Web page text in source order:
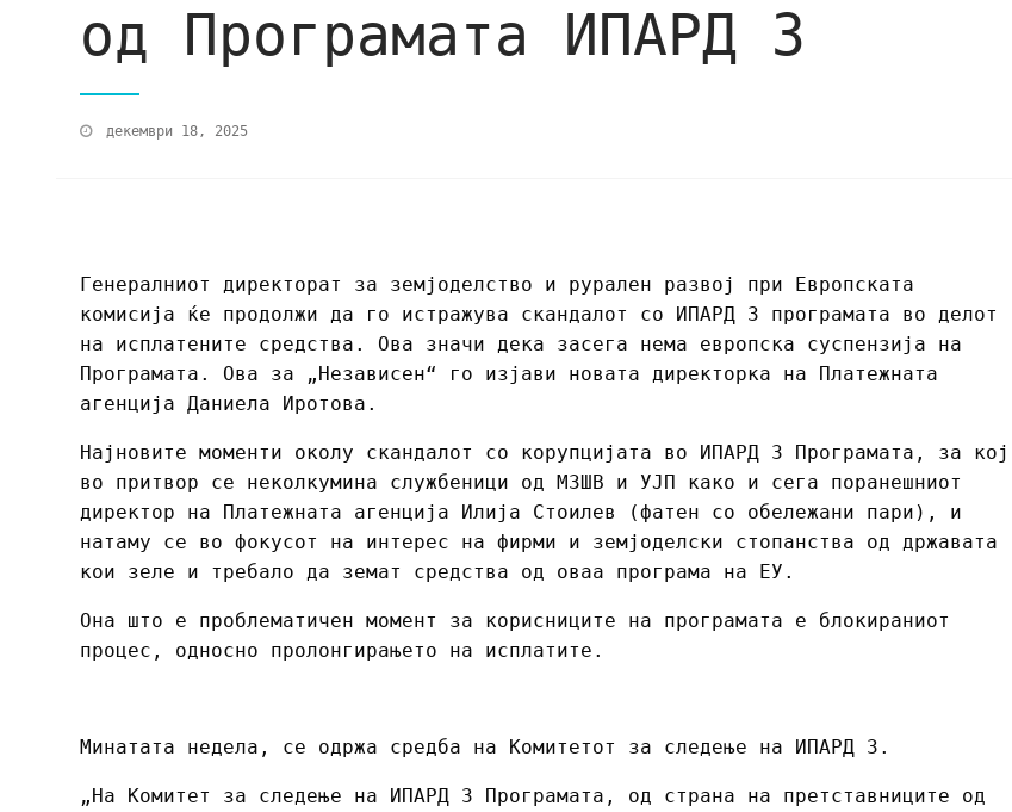
од Програмата ИПАРД 3
декември 18, 2025
Генералниот директорат за земјоделство и рурален развој при Европската
комисија ќе продолжи да го истражува скандалот со ИПАРД 3 програмата во делот
на исплатените средства. Ова значи дека засега нема европска суспензија на
Програмата. Ова за „Независен“ го изјави новата директорка на Платежната
агенција Даниела Иротова.
Најновите моменти околу скандалот со корупцијата во ИПАРД 3 Програмата, за кој
во притвор се неколкумина службеници од МЗШВ и УЈП како и сега поранешниот
директор на Платежната агенција Илија Стоилев (фатен со обележани пари), и
натаму се во фокусот на интерес на фирми и земјоделски стопанства од државата
кои зеле и требало да земат средства од оваа програма на ЕУ.
Она што е проблематичен момент за корисниците на програмата е блокираниот
процес, односно пролонгирањето на исплатите.
Минатата недела, се одржа средба на Комитетот за следење на ИПАРД 3.
„На Комитет за следење на ИПАРД 3 Програмата, од страна на претставниците од